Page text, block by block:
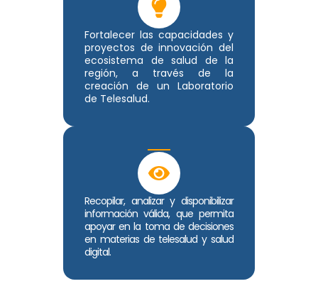
Fortalecer las capacidades y
proyectos de innovación del
ecosistema de salud de la
región, a través de la
creación de un Laboratorio
de Telesalud.
Recopilar, analizar y disponibilizar
información válida, que permita
apoyar en la toma de decisiones
en materias de telesalud y salud
digital.